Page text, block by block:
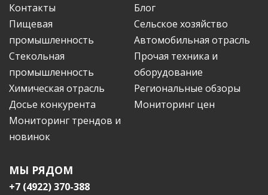
Контакты
Блог
Пищевая
промышленность
Сельское хозяйство
Автомобильная отрасль
Стекольная
промышленность
Прочая техника и
оборудование
Химическая отрасль
Региональные обзоры
Досье конкурента
Мониторинг цен
Мониторинг трендов и
новинок
МЫ РЯДОМ
+7 (4922) 370-388